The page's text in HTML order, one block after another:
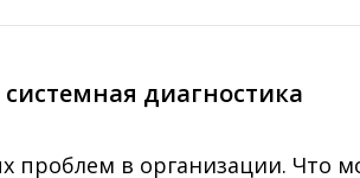
диагностика
проблем в организации. Что